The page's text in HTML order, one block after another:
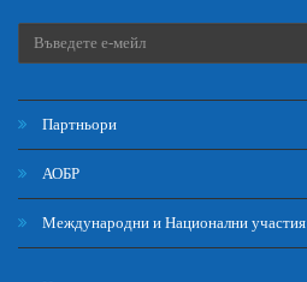
Партньори
АОБР
Международни и Национални участия